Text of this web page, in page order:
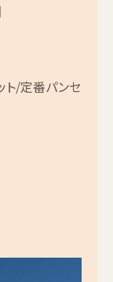
ト/定番パンセ